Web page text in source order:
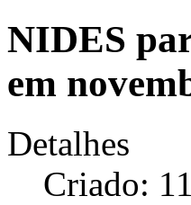
NIDES
em
Detalhes
Criado: